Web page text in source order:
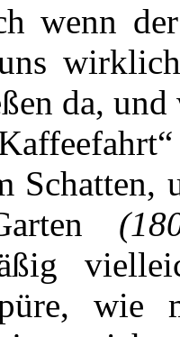
wenn
da,
Schatten,
wie